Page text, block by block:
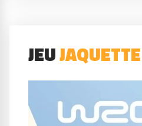
JEUJAQUETTE